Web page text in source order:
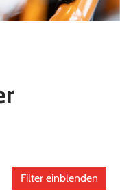
Filter einblenden